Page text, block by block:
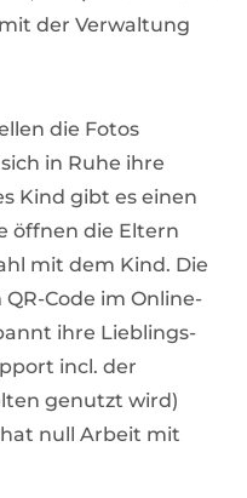
der Verwaltung
die Fotos
in Ruhe ihre
Kind gibt es einen
öffnen die Eltern
mit dem Kind. Die
Code im Online-
ihre Lieblings-
incl. der
genutzt wird)
null Arbeit mit